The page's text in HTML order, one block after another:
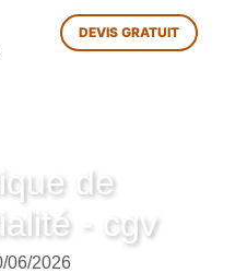
DEVIS GRATUIT
de
- cgv
06/2026